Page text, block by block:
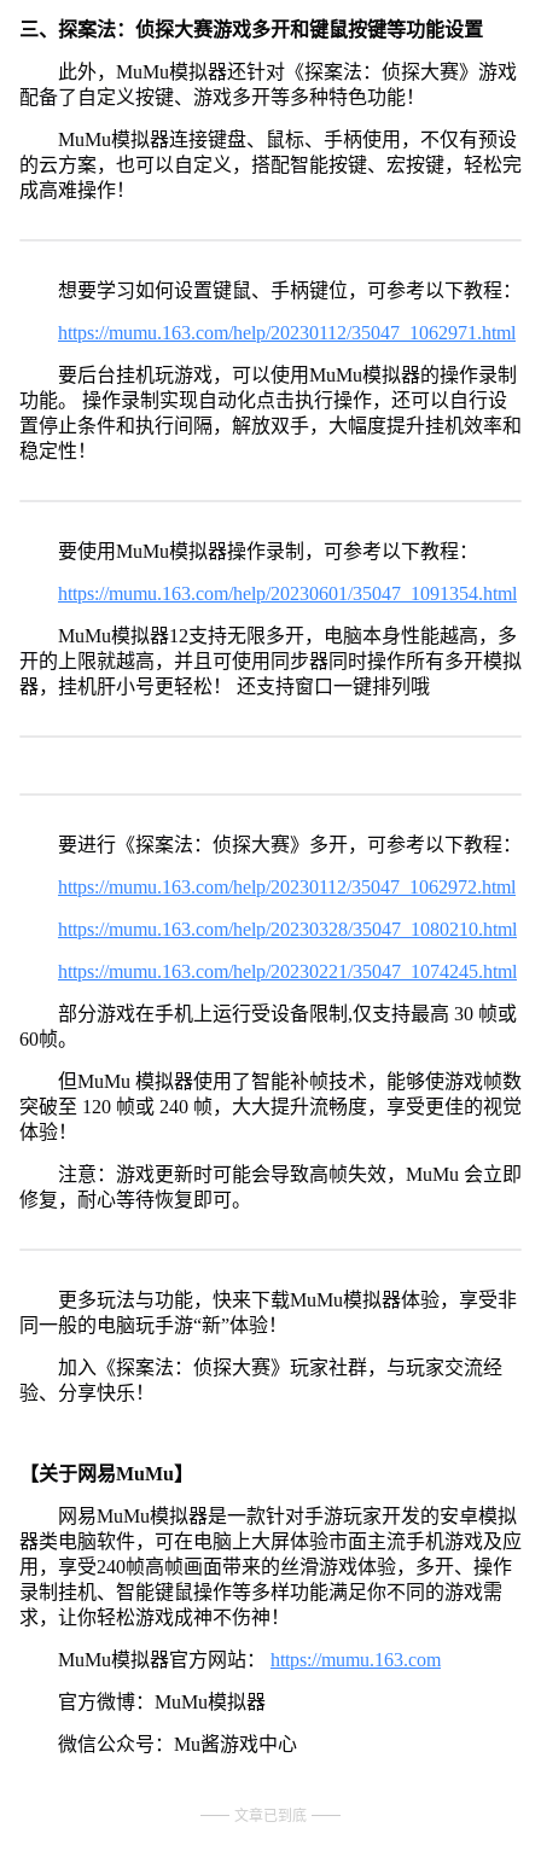
三、探案法：侦探大赛游戏多开和键鼠按键等功能设置
此外，MuMu模拟器还针对《探案法：侦探大赛》游戏
配备了自定义按键、游戏多开等多种特色功能！
MuMu模拟器连接键盘、鼠标、手柄使用，不仅有预设
的云方案，也可以自定义，搭配智能按键、宏按键，轻松完
成高难操作！
想要学习如何设置键鼠、手柄键位，可参考以下教程：
https://mumu.163.com/help/20230112/35047_1062971.html
要后台挂机玩游戏，可以使用MuMu模拟器的操作录制
功能。 操作录制实现自动化点击执行操作，还可以自行设
置停止条件和执行间隔，解放双手，大幅度提升挂机效率和
稳定性！
要使用MuMu模拟器操作录制，可参考以下教程：
https://mumu.163.com/help/20230601/35047_1091354.html
MuMu模拟器12支持无限多开，电脑本身性能越高，多
开的上限就越高，并且可使用同步器同时操作所有多开模拟
器，挂机肝小号更轻松！ 还支持窗口一键排列哦
要进行《探案法：侦探大赛》多开，可参考以下教程：
https://mumu.163.com/help/20230112/35047_1062972.html
https://mumu.163.com/help/20230328/35047_1080210.html
https://mumu.163.com/help/20230221/35047_1074245.html
部分游戏在手机上运行受设备限制,仅支持最高 30 帧或
60帧。
但MuMu 模拟器使用了智能补帧技术，能够使游戏帧数
突破至 120 帧或 240 帧，大大提升流畅度，享受更佳的视觉
体验！
注意：游戏更新时可能会导致高帧失效，MuMu 会立即
修复，耐心等待恢复即可。
更多玩法与功能，快来下载MuMu模拟器体验，享受非
同一般的电脑玩手游“新”体验！
加入《探案法：侦探大赛》玩家社群，与玩家交流经
验、分享快乐！
【关于网易MuMu】
网易MuMu模拟器是一款针对手游玩家开发的安卓模拟
器类电脑软件，可在电脑上大屏体验市面主流手机游戏及应
用，享受240帧高帧画面带来的丝滑游戏体验，多开、操作
录制挂机、智能键鼠操作等多样功能满足你不同的游戏需
求，让你轻松游戏成神不伤神！
MuMu模拟器官方网站： https://mumu.163.com
官方微博：MuMu模拟器
微信公众号：Mu酱游戏中心
文章已到底